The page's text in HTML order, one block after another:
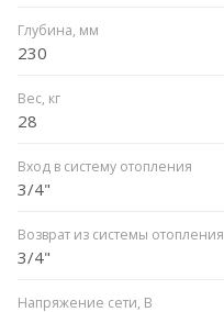
Глубина, мм
230
Вес, кг
28
Вход в систему отопления
3/4"
Возврат из системы отопления
3/4"
Напряжение сети, В